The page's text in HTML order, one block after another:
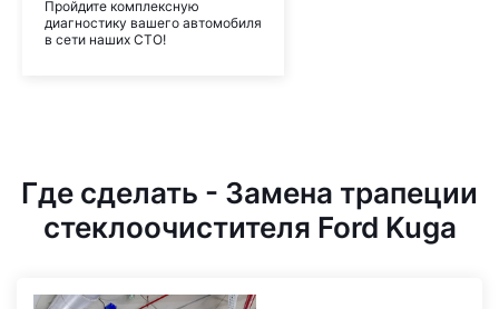
Пройдите комплексную
диагностику вашего автомобиля
в сети наших СТО!
Где сделать - Замена трапеции
стеклоочистителя Ford Kuga